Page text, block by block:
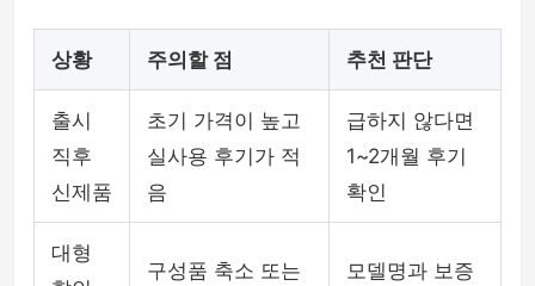
상황 주의할 점 추천 판단
출시
직후
신제품
초기 가격이 높고
실사용 후기가 적
음
급하지 않다면
1~2개월 후기
확인
대형
구성품 축소 또는
모델명과 보증